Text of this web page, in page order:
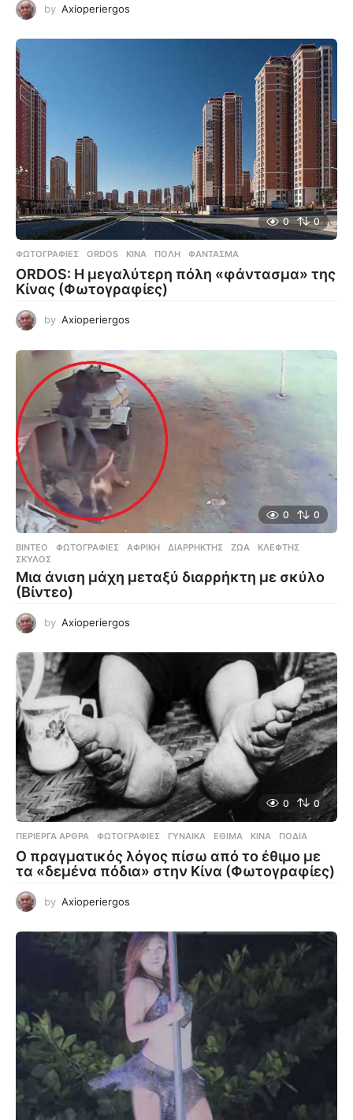
by Axioperiergos
0 0
ΦΩΤΟΓΡΑΦΊΕΣ ORDOS ,ΚΊΝΑ ,ΠΌΛΗ ,ΦΆΝΤΑΣΜΑ
ORDOS: Η μεγαλύτερη πόλη «φάντασμα» της
Κίνας (Φωτογραφίες)
by Axioperiergos
0 0
ΒΊΝΤΕΟ ,ΦΩΤΟΓΡΑΦΊΕΣ ΑΦΡΙΚΉ ,ΔΙΑΡΡΉΚΤΗΣ ,ΖΏΑ ,ΚΛΈΦΤΗΣ
ΣΚΎΛΟΣ
Μια άνιση μάχη μεταξύ διαρρήκτη με σκύλο
(Βίντεο)
by Axioperiergos
0 0
ΠΕΡΊΕΡΓΑ ΆΡΘΡΑ ,ΦΩΤΟΓΡΑΦΊΕΣ ΓΥΝΑΊΚΑ ,ΈΘΙΜΑ ,ΚΊΝΑ ,ΠΌΔΙΑ
Ο πραγματικός λόγος πίσω από το έθιμο με
τα «δεμένα πόδια» στην Κίνα (Φωτογραφίες)
by Axioperiergos